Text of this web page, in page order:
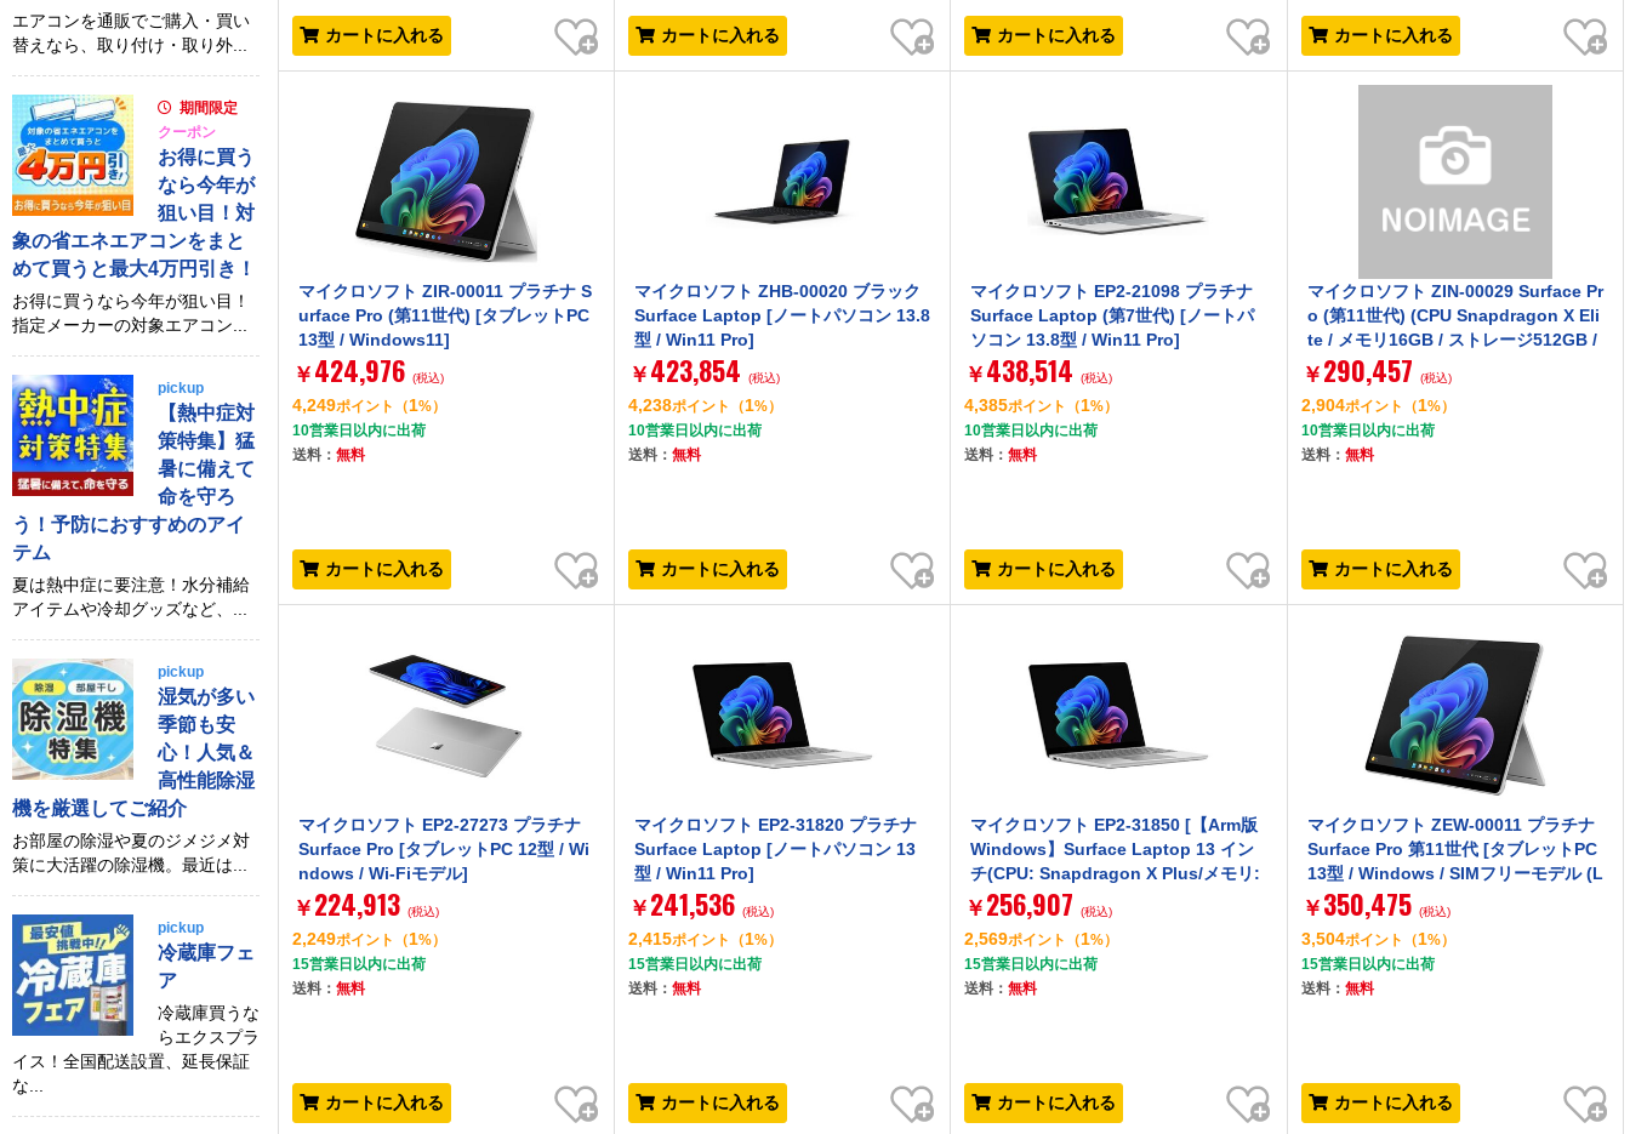
カートに入れる
お気に入り
カートに入れる
お気に入り
カートに入れる
お気に入り
カートに入れる
お気に入り
マイクロソフト ZIR-00011 プラチナ S
urface Pro (第11世代) [タブレットPC
13型 / Windows11]
￥ 424,976 (税込)
4,249ポイント （1%）
10営業日以内に出荷
送料：無料
カートに入れる
お気に入り
マイクロソフト ZHB-00020 ブラック
Surface Laptop [ノートパソコン 13.8
型 / Win11 Pro]
￥ 423,854 (税込)
4,238ポイント （1%）
10営業日以内に出荷
送料： 無料
カートに入れる
お気に入り
マイクロソフト EP2-21098 プラチナ
Surface Laptop (第7世代) [ノートパ
ソコン 13.8型 / Win11 Pro]
￥ 438,514 (税込)
4,385ポイント （1%）
10営業日以内に出荷
送料：無料
カートに入れる
お気に入り
マイクロソフト ZIN-00029 Surface Pr
o (第11世代) (CPU Snapdragon X Eli
te / メモリ16GB / ストレージ512GB /
Windows11 Pro / ブラック) [タブレッ
トパソコン]
￥ 290,457 (税込)
2,904ポイント （1%）
10営業日以内に出荷
送料： 無料
カートに入れる
お気に入り
マイクロソフト EP2-27273 プラチナ
Surface Pro [タブレットPC 12型 / Wi
ndows / Wi-Fiモデル]
￥ 224,913 (税込)
2,249ポイント （1%）
15営業日以内に出荷
送料：無料
カートに入れる
お気に入り
マイクロソフト EP2-31820 プラチナ
Surface Laptop [ノートパソコン 13
型 / Win11 Pro]
￥ 241,536 (税込)
2,415ポイント （1%）
15営業日以内に出荷
送料： 無料
カートに入れる
お気に入り
マイクロソフト EP2-31850 [【Arm版
Windows】Surface Laptop 13 イン
チ(CPU: Snapdragon X Plus/メモリ:
16GB/ストレージ:512GB/Windows 1
1 Pro/プラチナ)]
￥ 256,907 (税込)
2,569ポイント （1%）
15営業日以内に出荷
送料：無料
カートに入れる
お気に入り
マイクロソフト ZEW-00011 プラチナ
Surface Pro 第11世代 [タブレットPC
13型 / Windows / SIMフリーモデル (L
TE対応)]
￥ 350,475 (税込)
3,504ポイント （1%）
15営業日以内に出荷
送料： 無料
カートに入れる
お気に入り
エアコンを通販でご購入・買い
替えなら、取り付け・取り外...
期間限定
クーポン
お得に買う
なら今年が
狙い目！対
象の省エネエアコンをまと
めて買うと最大4万円引き！
お得に買うなら今年が狙い目！
指定メーカーの対象エアコン...
pickup
【熱中症対
策特集】猛
暑に備えて
命を守ろ
う！予防におすすめのアイ
テム
夏は熱中症に要注意！水分補給
アイテムや冷却グッズなど、...
pickup
湿気が多い
季節も安
心！人気＆
高性能除湿
機を厳選してご紹介
お部屋の除湿や夏のジメジメ対
策に大活躍の除湿機。最近は...
pickup
冷蔵庫フェ
ア
冷蔵庫買うな
らエクスプラ
イス！全国配送設置、延長保証
な...